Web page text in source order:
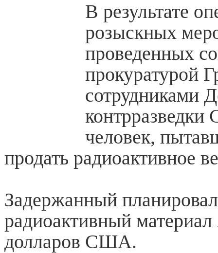
В результате
розыскных
проведенных
прокуратурой
сотрудниками
контрразведки
человек,
продать радиоактивное
Задержанный
радиоактивный материал
долларов США.